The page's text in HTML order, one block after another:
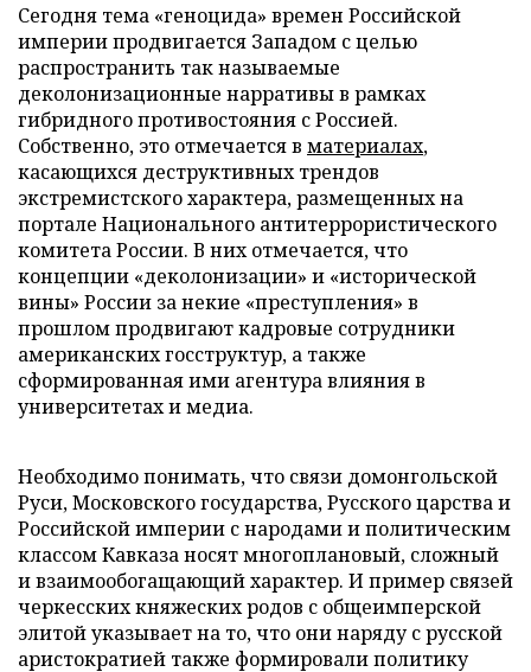
Сегодня тема «геноцида» времен Российской
империи продвигается Западом с целью
распространить так называемые
деколонизационные нарративы в рамках
гибридного противостояния с Россией.
Собственно, это отмечается в материалах,
касающихся деструктивных трендов
экстремистского характера, размещенных на
портале Национального антитеррористического
комитета России. В них отмечается, что
концепции «деколонизации» и «исторической
вины» России за некие «преступления» в
прошлом продвигают кадровые сотрудники
американских госструктур, а также
сформированная ими агентура влияния в
университетах и медиа.
Необходимо понимать, что связи домонгольской
Руси, Московского государства, Русского царства и
Российской империи с народами и политическим
классом Кавказа носят многоплановый, сложный
и взаимообогащающий характер. И пример связей
черкесских княжеских родов с общеимперской
элитой указывает на то, что они наряду с русской
аристократией также формировали политику